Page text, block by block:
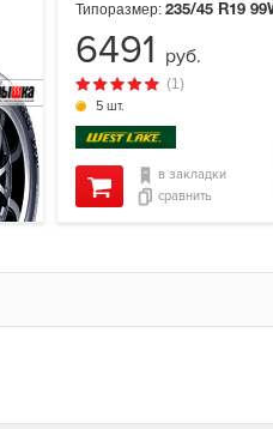
5 шт.
(1)
Типоразмер: 235/45 R19
в закладки
сравнить
6491 руб.